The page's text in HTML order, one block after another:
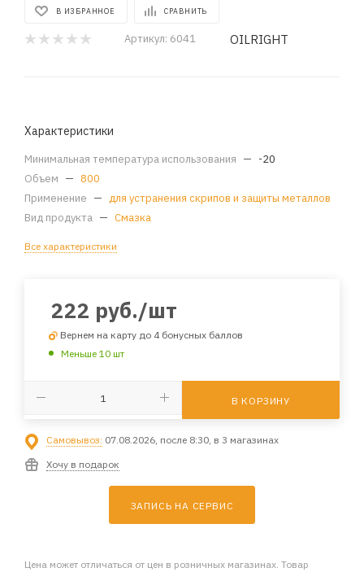
В ИЗБРАННОЕ СРАВНИТЬ
Артикул: 6041 OILRIGHT
Характеристики
Минимальная температура использования — -20
Объем — 800
Применение — для устранения скрипов и защиты металлов
Вид продукта — Смазка
Все характеристики
222 руб./шт
Вернем на карту до 4 бонусных баллов
Меньше 10 шт
В КОРЗИНУ
Самовывоз: 07.08.2026, после 8:30, в 3 магазинах
Хочу в подарок
ЗАПИСЬ НА СЕРВИС
Цена может отличаться от цен в розничных магазинах. Товар